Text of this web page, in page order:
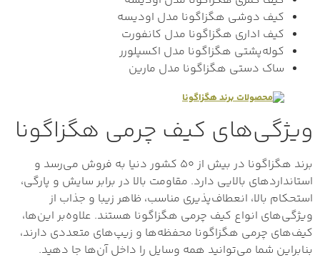
کیف دوشی هگزاگونا مدل اودیسه
کیف اداری هگزاگونا مدل کانفورت
کوله‌پشتی هگزاگونا مدل اکسپلورر
ساک دستی هگزاگونا مدل مارین
ویژگی‌های کیف چرمی هگزاگونا
برند هگزاگونا در بیش از ۵۰ کشور دنیا به فروش می‌رسد و
استانداردهای بالایی دارد. مقاومت بالا در برابر سایش و پارگی،
استحکام بالا، انعطاف‌پذیری مناسب، ظاهر زیبا و جذاب از
ویژگی‌های انواع کیف چرمی هگزاگونا هستند. علاوه‌بر این‌ها،
کیف‌های چرمی هگزاگونا محفظه‌ها و زیپ‌های متعددی دارند،
بنابراین شما می‌توانید همه وسایل را داخل آن‌ها جا دهید.